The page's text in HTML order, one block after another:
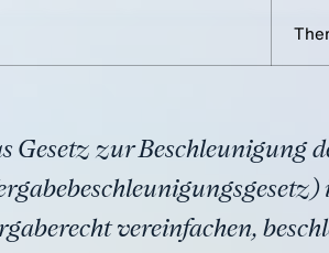
Gesetz zur Beschleunigung
vereinfachen,